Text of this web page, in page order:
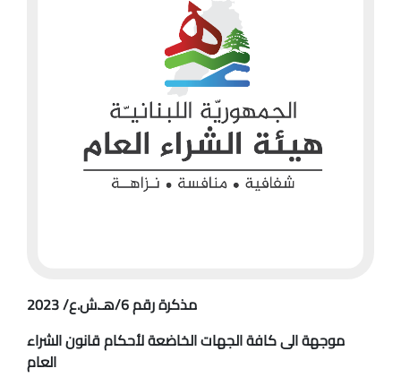
مذكرة رقم 6/هـ.ش.ع/ 2023
موجهة الى كافة الجهات الخاضعة لأحكام قانون الشراء
العام